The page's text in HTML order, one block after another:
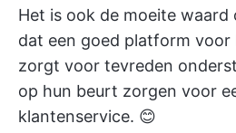
Het is ook de moeite
dat een goed platform voor
zorgt voor tevreden
op hun beurt zorgen voor
klantenservice. 😊